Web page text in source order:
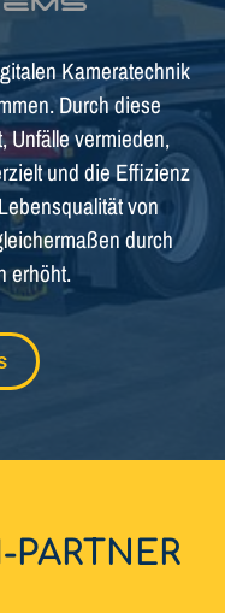
Kameratechnik
Durch diese
Unfälle vermieden,
und die Effizienz
von
durch
erhöht.
PARTNER